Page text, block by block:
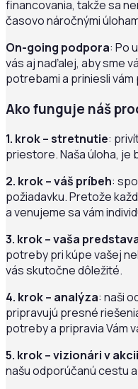
financovania, takže sa
časovo náročnými
On-going podpora: Po
vás aj naďalej, aby sme
potrebami a priniesli
Ako funguje náš
1. krok – stretnutie:
priestore. Naša úloha, je
2. krok – váš príbeh:
požiadavku. Pretože
a venujeme sa vám
3. krok – vaša
potreby pri kúpe vašej
vás skutočne dôležité.
4. krok – analýza: naši
pripravujú presné
potreby a pripravia Vám
5. krok – vizionári v akcii
našu odporúčanú cestu